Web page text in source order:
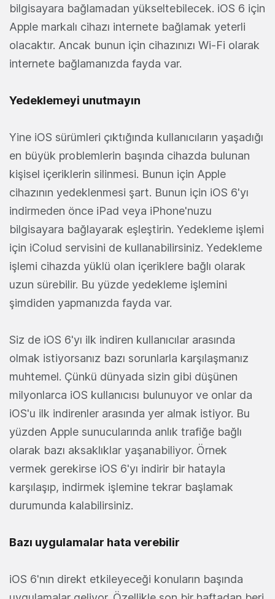
bilgisayara bağlamadan yükseltebilecek. iOS 6 için
Apple markalı cihazı internete bağlamak yeterli
olacaktır. Ancak bunun için cihazınızı Wi-Fi olarak
internete bağlamanızda fayda var.
Yedeklemeyi unutmayın
Yine iOS sürümleri çıktığında kullanıcıların yaşadığı
en büyük problemlerin başında cihazda bulunan
kişisel içeriklerin silinmesi. Bunun için Apple
cihazının yedeklenmesi şart. Bunun için iOS 6'yı
indirmeden önce iPad veya iPhone'nuzu
bilgisayara bağlayarak eşleştirin. Yedekleme işlemi
için iColud servisini de kullanabilirsiniz. Yedekleme
işlemi cihazda yüklü olan içeriklere bağlı olarak
uzun sürebilir. Bu yüzde yedekleme işlemini
şimdiden yapmanızda fayda var.
Siz de iOS 6'yı ilk indiren kullanıcılar arasında
olmak istiyorsanız bazı sorunlarla karşılaşmanız
muhtemel. Çünkü dünyada sizin gibi düşünen
milyonlarca iOS kullanıcısı bulunuyor ve onlar da
iOS'u ilk indirenler arasında yer almak istiyor. Bu
yüzden Apple sunucularında anlık trafiğe bağlı
olarak bazı aksaklıklar yaşanabiliyor. Örnek
vermek gerekirse iOS 6'yı indirir bir hatayla
karşılaşıp, indirmek işlemine tekrar başlamak
durumunda kalabilirsiniz.
Bazı uygulamalar hata verebilir
iOS 6'nın direkt etkileyeceği konuların başında